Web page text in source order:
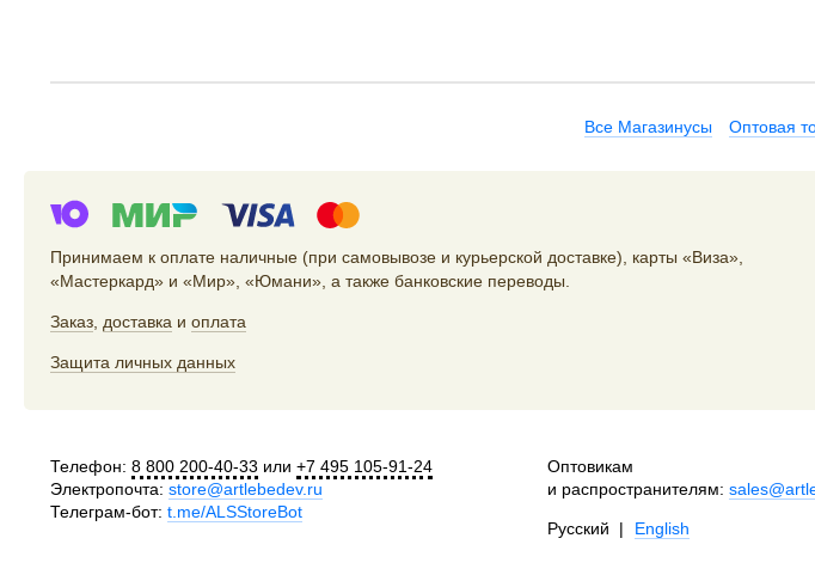
Все Магазинусы Оптовая
Принимаем к оплате наличные (при самовывозе и курьерской доставке), карты «Виза»,
«Мастеркард» и «Мир», «Юмани», а также банковские переводы.
Заказ доставка и оплата
Защита личных данных
Телефон: 8 800 200-40-33 или +7 495 105-91-24
Электропочта: store@artlebedev.ru
Телеграм-бот: t.me/ALSStoreBot
Оптовикам
и распространителям:
Русский | English